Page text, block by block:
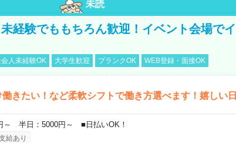
未読
経験でももちろん歓迎！イベント会場で
人未経験OK 大学生歓迎 ブランクOK WEB登録・面接OK
きたい！など柔軟シフトで働き方選べます！嬉しい
～ 半日：5000円～ ■日払いOK！
給あり